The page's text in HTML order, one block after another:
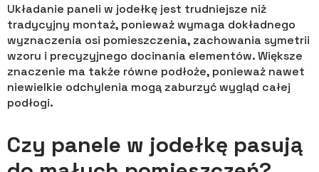
Układanie paneli w jodełkę jest trudniejsze niż
tradycyjny montaż, ponieważ wymaga dokładnego
wyznaczenia osi pomieszczenia, zachowania symetrii
wzoru i precyzyjnego docinania elementów. Większe
znaczenie ma także równe podłoże, ponieważ nawet
niewielkie odchylenia mogą zaburzyć wygląd całej
podłogi.
Czy panele w jodełkę pasują